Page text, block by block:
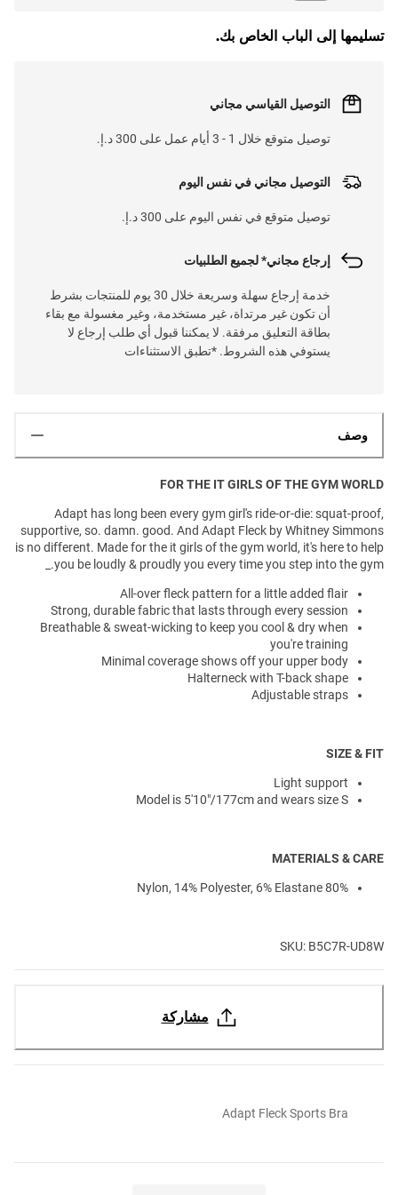
تسليمها إلى الباب الخاص بك.
التوصيل القياسي مجاني
توصيل متوقع خلال 1 - 3 أيام عمل على 300 د.إ.
التوصيل مجاني في نفس اليوم
توصيل متوقع في نفس اليوم على 300 د.إ.
إرجاع مجاني* لجميع الطلبيات
خدمة إرجاع سهلة وسريعة خلال 30 يوم للمنتجات بشرط
أن تكون غير مرتداة، غير مستخدمة، وغير مغسولة مع بقاء
بطاقة التعليق مرفقة. لا يمكننا قبول أي طلب إرجاع لا
يستوفي هذه الشروط. *تطبق الاستثناءات
وصف
FOR THE IT GIRLS OF THE GYM WORLD
Adapt has long been every gym girl's ride-or-die: squat-proof,
supportive, so. damn. good. And Adapt Fleck by Whitney Simmons
is no different. Made for the it girls of the gym world, it's here to help
you be loudly & proudly you every time you step into the gym._
All-over fleck pattern for a little added flair
Strong, durable fabric that lasts through every session
Breathable & sweat-wicking to keep you cool & dry when
you're training
Minimal coverage shows off your upper body
Halterneck with T-back shape
Adjustable straps
SIZE & FIT
Light support
Model is 5'10"/177cm and wears size S
MATERIALS & CARE
80% Nylon, 14% Polyester, 6% Elastane
SKU: B5C7R-UD8W
مشاركة
Adapt Fleck Sports Bra